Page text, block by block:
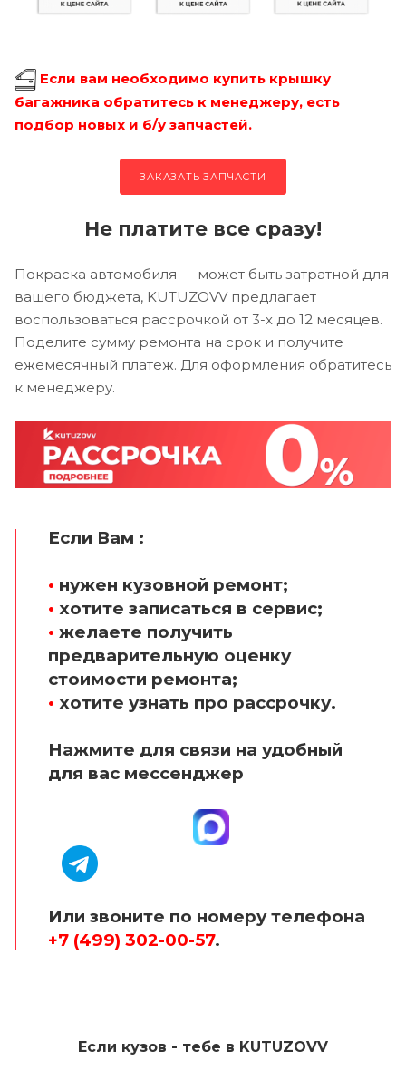
Если вам необходимо купить крышку
багажника обратитесь к менеджеру, есть
подбор новых и б/у запчастей.
ЗАКАЗАТЬ ЗАПЧАСТИ
Не платите все сразу!
Покраска автомобиля — может быть затратной для
вашего бюджета, KUTUZOVV предлагает
воспользоваться рассрочкой от 3-х до 12 месяцев.
Поделите сумму ремонта на срок и получите
ежемесячный платеж. Для оформления обратитесь
к менеджеру.
Если Вам :
• нужен кузовной ремонт;
• хотите записаться в сервис;
• желаете получить
предварительную оценку
стоимости ремонта;
• хотите узнать про рассрочку.
Нажмите для связи на удобный
для вас мессенджер
Или звоните по номеру телефона
+7 (499) 302-00-57.
Если кузов - тебе в KUTUZOVV